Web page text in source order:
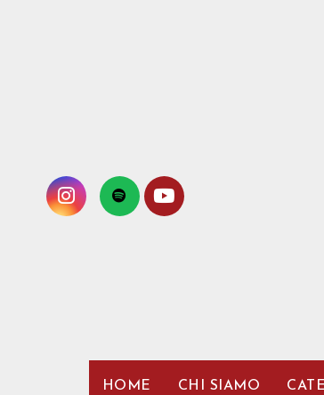
HOME CHI SIAMO